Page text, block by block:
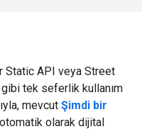
Static API veya Street
tek seferlik kullanım
mevcut Şimdi bir
olarak dijital